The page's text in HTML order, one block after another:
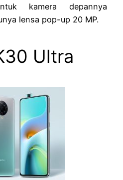
kamera depannya
lensa pop-up 20 MP.
Ultra